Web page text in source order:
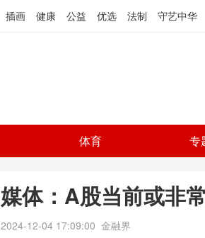
插画 健康 公益 优选 法制 守艺中华
体育 专
媒体：A股当前或非
2024-12-04 17:09:00 金融界